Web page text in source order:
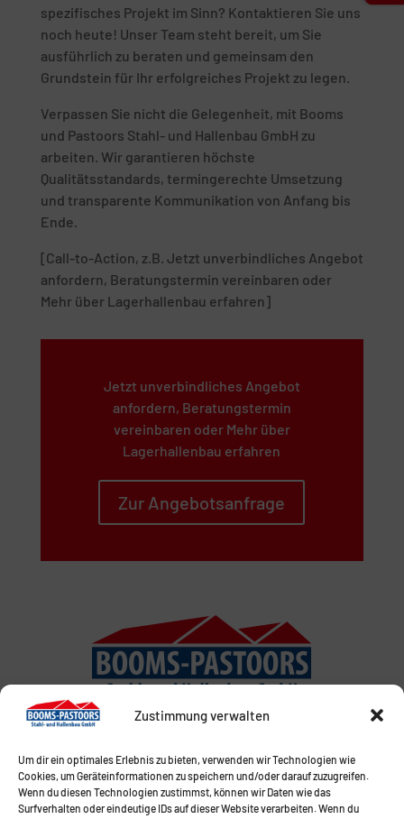
Zustimmung verwalten
Um dir ein optimales Erlebnis zu bieten, verwenden wir Technologien wie
Cookies, um Geräteinformationen zu speichern und/oder darauf zuzugreifen.
Wenn du diesen Technologien zustimmst, können wir Daten wie das
Surfverhalten oder eindeutige IDs auf dieser Website verarbeiten. Wenn du
spezifisches Projekt im Sinn? Kontaktieren Sie uns
noch heute! Unser Team steht bereit, um Sie
ausführlich zu beraten und gemeinsam den
Grundstein für Ihr erfolgreiches Projekt zu legen.
Verpassen Sie nicht die Gelegenheit, mit Booms
und Pastoors Stahl- und Hallenbau GmbH zu
arbeiten. Wir garantieren höchste
Qualitätsstandards, termingerechte Umsetzung
und transparente Kommunikation von Anfang bis
Ende.
[Call-to-Action, z.B. Jetzt unverbindliches Angebot
anfordern, Beratungstermin vereinbaren oder
Mehr über Lagerhallenbau erfahren]
Jetzt unverbindliches Angebot
anfordern, Beratungstermin
vereinbaren oder Mehr über
Lagerhallenbau erfahren
Zur Angebotsanfrage